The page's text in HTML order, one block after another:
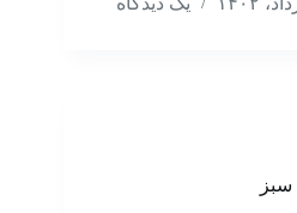
سبز